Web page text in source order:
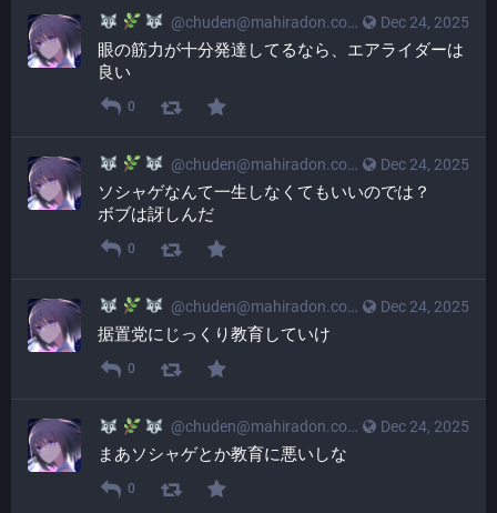
Dec 24, 2025
@chuden@mahiradon.com
眼の筋力が十分発達してるなら、エアライダーは
良い
0
Dec 24, 2025
@chuden@mahiradon.com
ソシャゲなんて一生しなくてもいいのでは？
ボブは訝しんだ
0
Dec 24, 2025
@chuden@mahiradon.com
据置党にじっくり教育していけ
0
Dec 24, 2025
@chuden@mahiradon.com
まあソシャゲとか教育に悪いしな
0